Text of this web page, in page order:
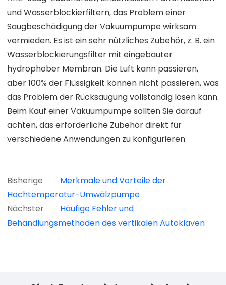
und Wasserblockierfiltern, das Problem einer
Saugbeschädigung der Vakuumpumpe wirksam
vermieden. Es ist ein sehr nützliches Zubehör, z. B. ein
Wasserblockierungsfilter mit eingebauter
hydrophober Membran. Die Luft kann passieren,
aber 100% der Flüssigkeit können nicht passieren, was
das Problem der Rücksaugung vollständig lösen kann.
Beim Kauf einer Vakuumpumpe sollten Sie darauf
achten, das erforderliche Zubehör direkt für
verschiedene Anwendungen zu konfigurieren.
Bisherige
Merkmale und Vorteile der
Hochtemperatur-Umwälzpumpe
Nächster
Häufige Fehler und
Behandlungsmethoden des vertikalen Autoklaven